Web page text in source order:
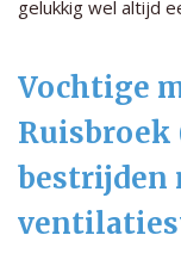
gelukkig wel altijd
Vochtige
bestrijden